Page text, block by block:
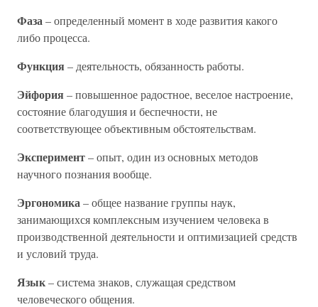
Фаза– определенный момент в ходе развития какого
либо процесса.
Функция – деятельность, обязанность работы.
Эйфория – повышенное радостное, веселое настроение,
состояние благодушия и беспечности, не
соответствующее объективным обстоятельствам.
Эксперимент– опыт, один из основных методов
научного познания вообще.
Эргономика– общее название группы наук,
занимающихся комплексным изучением человека в
производственной деятельности и оптимизацией средств
и условий труда.
Язык– система знаков, служащая средством
человеческого общения.